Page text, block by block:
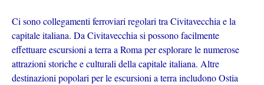
Ci sono collegamenti ferroviari regolari tra Civitavecchia e la
capitale italiana. Da Civitavecchia si possono facilmente
effettuare escursioni a terra a Roma per esplorare le numerose
attrazioni storiche e culturali della capitale italiana. Altre
destinazioni popolari per le escursioni a terra includono Ostia